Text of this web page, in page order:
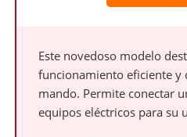
Este novedoso modelo
funcionamiento eficiente y
mando. Permite conectar
equipos eléctricos para su